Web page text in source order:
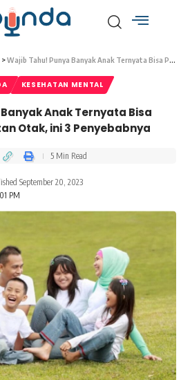
>Wajib Tahu! Punya Banyak Anak Ternyata Bisa Pengaruhi Kesehatan Otak, ini 3 Penyebabnya
KESEHATAN MENTAL
Anak Ternyata Bisa
Otak, ini 3 Penyebabnya
PM
September 20, 2023
5 Min Read